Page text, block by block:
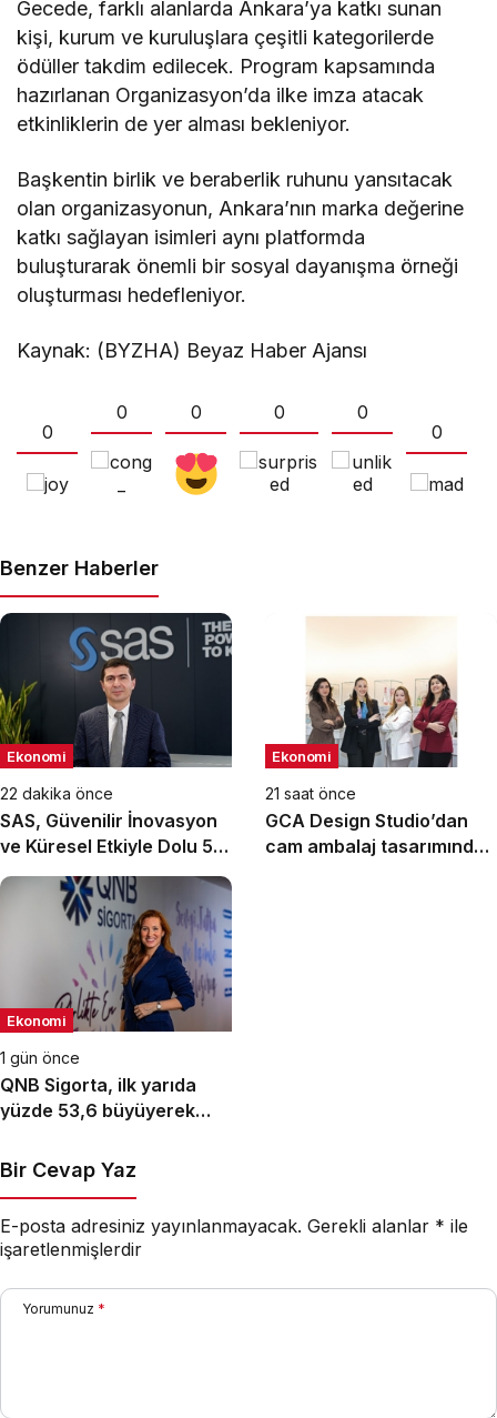
Gecede, farklı alanlarda Ankara’ya katkı sunan
kişi, kurum ve kuruluşlara çeşitli kategorilerde
ödüller takdim edilecek. Program kapsamında
hazırlanan Organizasyon’da ilke imza atacak
etkinliklerin de yer alması bekleniyor.
Başkentin birlik ve beraberlik ruhunu yansıtacak
olan organizasyonun, Ankara’nın marka değerine
katkı sağlayan isimleri aynı platformda
buluşturarak önemli bir sosyal dayanışma örneği
oluşturması hedefleniyor.
Kaynak: (BYZHA) Beyaz Haber Ajansı
0
0 0 0
0
0
Benzer Haberler
Ekonomi
22 dakika önce
SAS, Güvenilir İnovasyon
ve Küresel Etkiyle Dolu 50
Yılı Geride Bırakıyor
Ekonomi
21 saat önce
GCA Design Studio’dan
cam ambalaj tasarımında
Ekonomi
1 gün önce
QNB Sigorta, ilk yarıda
yüzde 53,6 büyüyerek
üretimine ulaştı
Bir Cevap Yaz
E-posta adresiniz yayınlanmayacak. Gerekli alanlar * ile
işaretlenmişlerdir
Yorumunuz *